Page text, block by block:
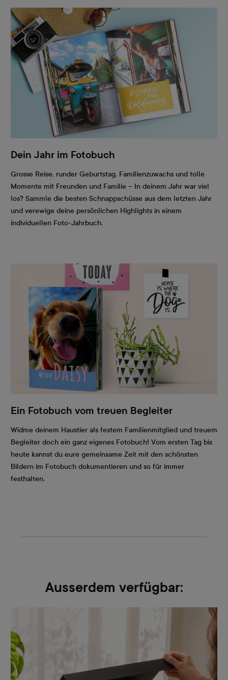
Dein Jahr im Fotobuch
Grosse Reise, runder Geburtstag, Familienzuwachs und tolle
Momente mit Freunden und Familie – In deinem Jahr war viel
los? Sammle die besten Schnappschüsse aus dem letzten Jahr
und verewige deine persönlichen Highlights in einem
individuellen Foto-Jahrbuch.
Ein Fotobuch vom treuen Begleiter
Widme deinem Haustier als festem Familienmitglied und treuem
Begleiter doch ein ganz eigenes Fotobuch! Vom ersten Tag bis
heute kannst du eure gemeinsame Zeit mit den schönsten
Bildern im Fotobuch dokumentieren und so für immer
festhalten.
Ausserdem verfügbar: